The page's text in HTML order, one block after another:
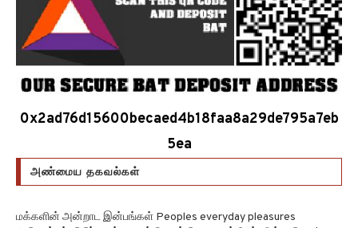
5ea
அண்மைய தகவல்கள்
அறிவாற்றல் விழிப்புணர்வையும் செயல்திறனையும் மேம்படுத்துகிறது!